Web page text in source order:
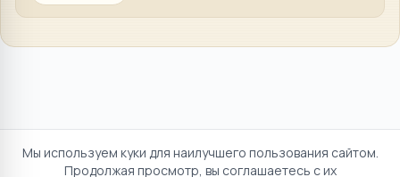
Мы используем куки для наилучшего пользования сайтом.
Продолжая просмотр, вы соглашаетесь с их